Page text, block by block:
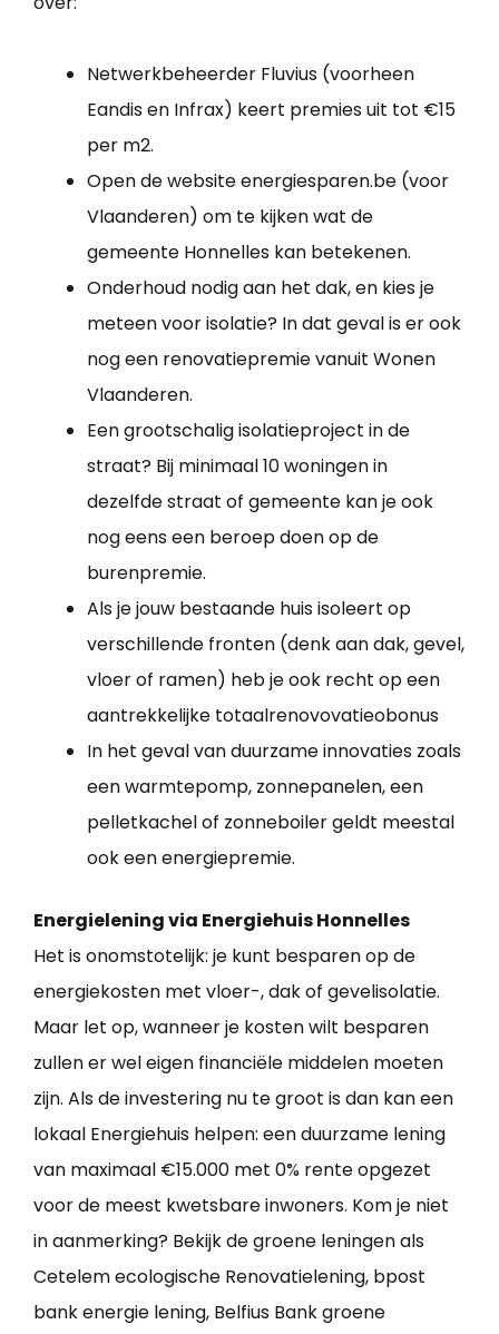
Netwerkbeheerder Fluvius (voorheen
Eandis en Infrax) keert premies uit tot €15
per m2.
Open de website energiesparen.be (voor
Vlaanderen) om te kijken wat de
gemeente Honnelles kan betekenen.
Onderhoud nodig aan het dak, en kies je
meteen voor isolatie? In dat geval is er ook
nog een renovatiepremie vanuit Wonen
Vlaanderen.
Een grootschalig isolatieproject in de
straat? Bij minimaal 10 woningen in
dezelfde straat of gemeente kan je ook
nog eens een beroep doen op de
burenpremie.
Als je jouw bestaande huis isoleert op
verschillende fronten (denk aan dak, gevel,
vloer of ramen) heb je ook recht op een
aantrekkelijke totaalrenovovatieobonus
In het geval van duurzame innovaties zoals
een warmtepomp, zonnepanelen, een
pelletkachel of zonneboiler geldt meestal
ook een energiepremie.
Energielening via Energiehuis Honnelles
Het is onomstotelijk: je kunt besparen op de
energiekosten met vloer-, dak of gevelisolatie.
Maar let op, wanneer je kosten wilt besparen
zullen er wel eigen financiële middelen moeten
zijn. Als de investering nu te groot is dan kan een
lokaal Energiehuis helpen: een duurzame lening
van maximaal €15.000 met 0% rente opgezet
voor de meest kwetsbare inwoners. Kom je niet
in aanmerking? Bekijk de groene leningen als
Cetelem ecologische Renovatielening, bpost
bank energie lening, Belfius Bank groene